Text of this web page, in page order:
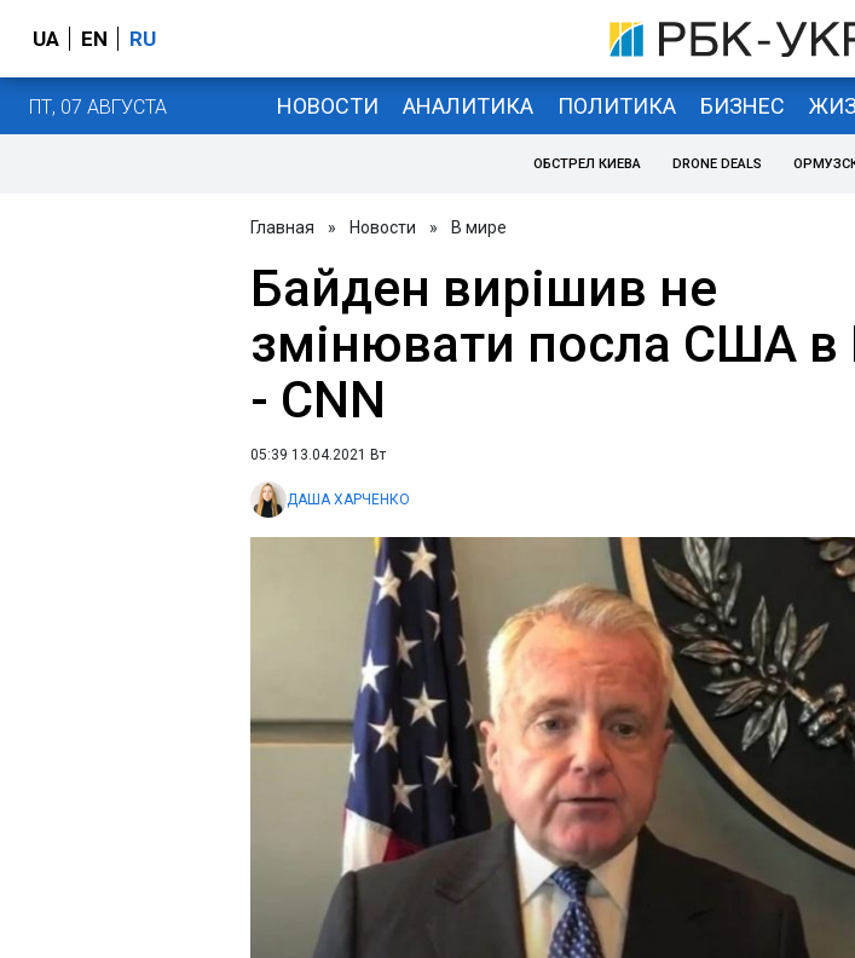
UA EN RU
ПТ, 07 АВГУСТА НОВОСТИ АНАЛИТИКА ПОЛИТИКА БИЗНЕС
ОБСТРЕЛ КИЕВА DRONE DEALS
Главная » Новости » В мире
Байден вирішив не
змінювати посла США
- CNN
05:39 13.04.2021 Вт
ДАША ХАРЧЕНКО